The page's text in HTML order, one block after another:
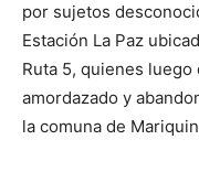
por sujetos
Estación La Paz
Ruta 5, quienes
amordazado y
la comuna de